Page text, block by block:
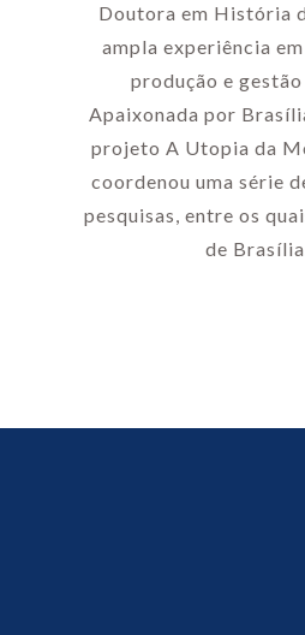
Doutora em História
ampla experiência
produção e
Apaixonada por
projeto A Utopia da
coordenou uma série
pesquisas, entre os
de